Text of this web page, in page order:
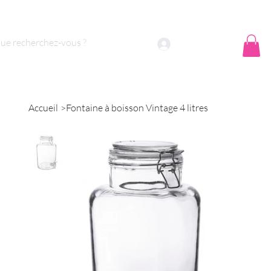
nous ?
Accueil >Fontaine à boisson Vintage 4 litres